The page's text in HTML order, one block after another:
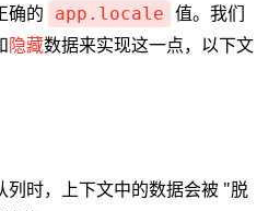
确的
app.locale 值。我们
隐藏数据来实现这一点，以下文
列时，上下文中的数据会被 "脱